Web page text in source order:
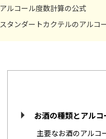
アルコール度数計算の公式
スタンダートカクテルのアルコ
お酒の種類とアル
主要なお酒のアルコ